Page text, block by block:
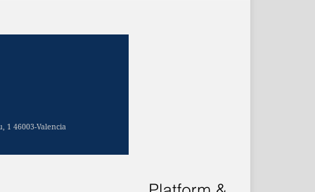
1 46003-Valencia